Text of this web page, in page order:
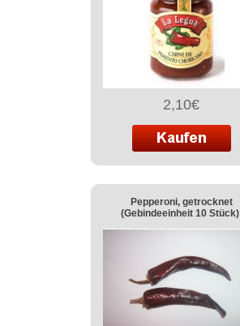
2,10€
Pepperoni, getrocknet
(Gebindeeinheit 10 Stück)